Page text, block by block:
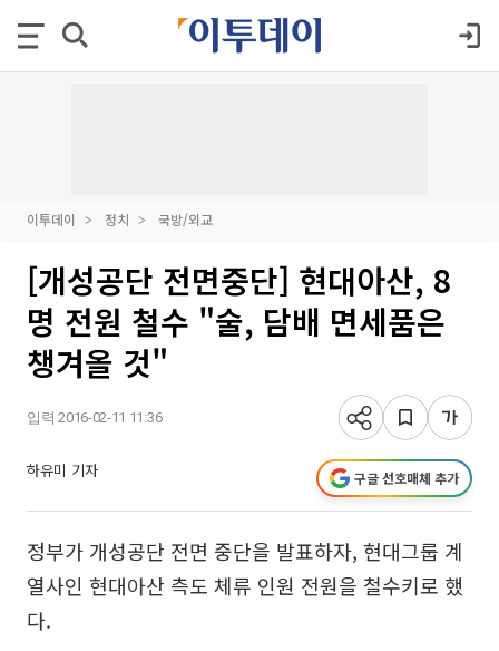
이투데이 정치 국방/외교
[개성공단 전면중단] 현대아산, 8
명 전원 철수 "술, 담배 면세품은
챙겨올 것"
입력 2016-02-11 11:36
하유미 기자 구글 선호매체 추가
정부가 개성공단 전면 중단을 발표하자, 현대그룹 계
열사인 현대아산 측도 체류 인원 전원을 철수키로 했
다.